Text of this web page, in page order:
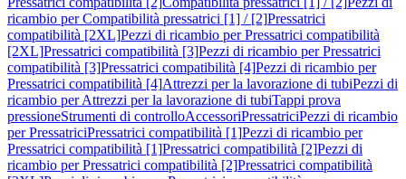
ricambio per Compatibilità pressatrici [1] / [2]Pressatrici
compatibilità [2XL]Pezzi di ricambio per Pressatrici compatibilità
[2XL]Pressatrici compatibilità [3]Pezzi di ricambio per Pressatrici
compatibilità [3]Pressatrici compatibilità [4]Pezzi di ricambio per
Pressatrici compatibilità [4]Attrezzi per la lavorazione di tubiPezzi di
ricambio per Attrezzi per la lavorazione di tubiTappi prova
pressioneStrumenti di controlloAccessoriPressatriciPezzi di ricambio
per PressatriciPressatrici compatibilità [1]Pezzi di ricambio per
Pressatrici compatibilità [1]Pressatrici compatibilità [2]Pezzi di
ricambio per Pressatrici compatibilità [2]Pressatrici compatibilità